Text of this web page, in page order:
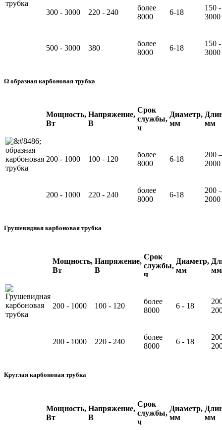
300 - 3000 220 - 240
более
8000
6-18
150 -
3000
500 - 3000 380
более
8000
6-18
150 -
3000
Ω образная карбоновая трубка
Мощность,
Вт
Напряжение,
В
Срок
службы,
ч
Диаметр,
мм
мм
200 - 1000 100 - 120
более
8000
6-18
200 –
2000
200 - 1000 220 - 240
более
8000
6-18
200 –
2000
Грушевидная карбоновая трубка
Мощность,
Вт
Напряжение,
В
Срок
службы,
ч
Диаметр,
мм
мм
200 - 1000 100 - 120
более
8000
6 - 18
200 - 1000 220 - 240
более
8000
6 - 18
Круглая карбоновая трубка
Мощность,
Вт
Напряжение,
В
Срок
службы,
ч
Диаметр,
мм
мм